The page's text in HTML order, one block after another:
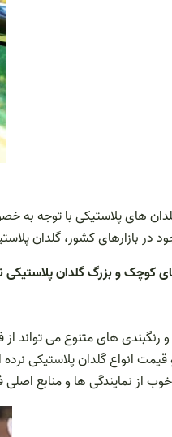
های پلاستیکی با توجه به
بازارهای کشور، گلدان
کوچک و بزرگ گلدان
رنگبندی های متنوع می تواند
قیمت انواع گلدان پلاستیکی
از نمایندگی ها و منابع